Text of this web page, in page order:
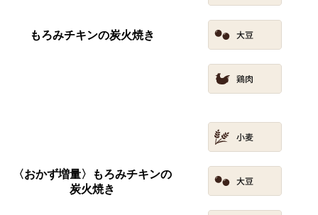
もろみチキンの炭火焼き
〈おかず増量〉もろみチキンの
炭火焼き